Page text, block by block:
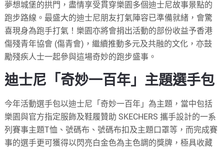
夢想城堡的拱門，盡情享受貫穿樂園多個迪士尼故事景點的
跑步路線。最盛大的迪士尼朋友打氣陣容已準備就緒，會驚
喜現身為跑手打氣！樂園亦將會捐出活動的部份收益予香港
傷殘青年協會 (傷青會)，繼續推動多元及共融的文化，亦鼓
勵殘疾人士一起參與這場奇妙的跑步盛事。
迪士尼「奇妙一百年」主題選手包
今年活動選手包以迪士尼「奇妙一百年」為主題，當中包括
樂園與官方指定服飾及鞋履贊助 SKECHERS 攜手設計的一系
列賽事主題T恤、號碼布、號碼布扣及主題口罩等，而完成賽
事的選手更可獲得以閃亮白金色為主色調的獎牌，極具收藏